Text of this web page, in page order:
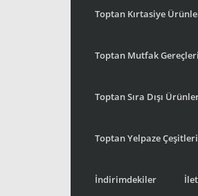
Toptan Kırtasiye
Toptan Mutfak Gereçleri
Toptan Sıra Dışı
Toptan Yelpaze Çeşitleri
İndirimdekiler